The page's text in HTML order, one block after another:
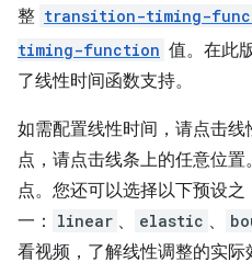
整 transition-timing-
timing-function 值。在此
了线性时间函数支持。
如需配置线性时间，请点击
点，请点击线条上的任意位
点。您还可以选择以下预设之
一：
linear 、 elastic 、
看视频，了解线性调整的实际